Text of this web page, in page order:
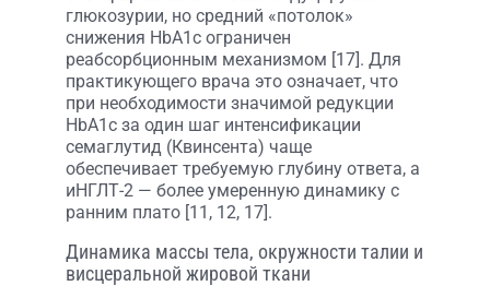
глюкозурии, но средний «потолок»
снижения HbA1c ограничен
реабсорбционным механизмом [17]. Для
практикующего врача это означает, что
при необходимости значимой редукции
HbA1c за один шаг интенсификации
семаглутид (Квинсента) чаще
обеспечивает требуемую глубину ответа, а
иНГЛТ-2 — более умеренную динамику с
ранним плато [11, 12, 17].
Динамика массы тела, окружности талии и
висцеральной жировой ткани